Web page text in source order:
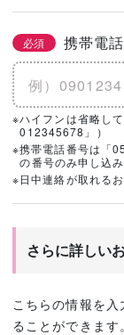
必須 携帯電
※ハイフンは省略し
012345678」）
※携帯電話番号は「
の番号のみ申し込
※日中連絡が取れる
さらに詳しい
こちらの情報を
ることができます